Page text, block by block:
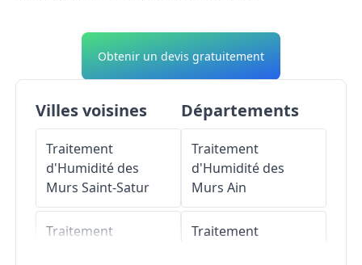
Obtenir un devis gratuitement
Villes voisines
Traitement
d'Humidité des
Murs Saint-Satur
Traitement
Départements
Traitement
d'Humidité des
Murs Ain
Traitement